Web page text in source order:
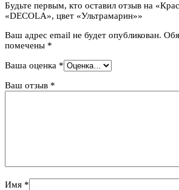
Будьте первым, кто оставил отзыв на
«DECOLA», цвет «Ультрамарин»»
Ваш адрес email не будет опубликован.
помечены *
Ваша оценка *
Ваш отзыв *
Имя *